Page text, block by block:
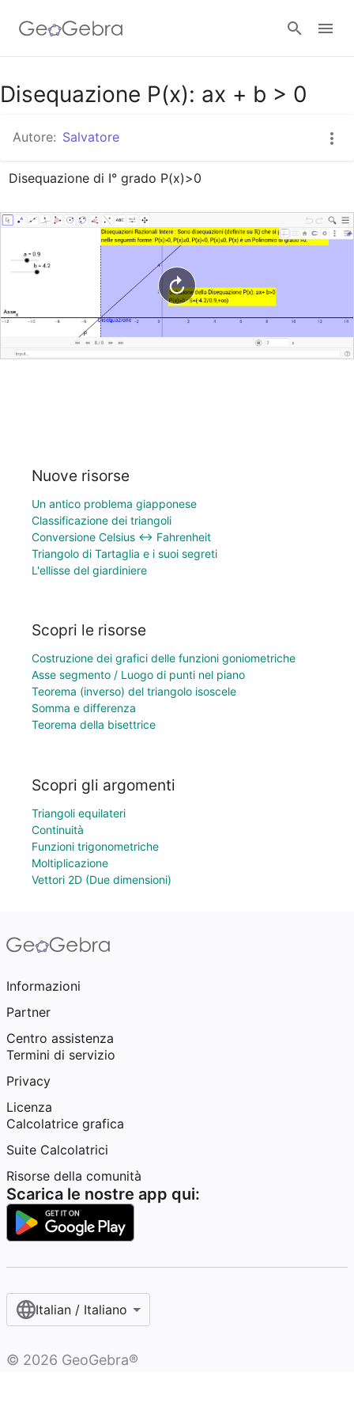
Google Classroom
GeoGebra Classroom
Disequazione P(x): ax + b > 0
Autore: Salvatore
Disequazione di I° grado P(x)>0
Nuove risorse
Un antico problema giapponese
Classificazione dei triangoli
Conversione Celsius ↔ Fahrenheit
Triangolo di Tartaglia e i suoi segreti
L'ellisse del giardiniere
Scopri le risorse
Costruzione dei grafici delle funzioni goniometriche
Asse segmento / Luogo di punti nel piano
Teorema (inverso) del triangolo isoscele
Somma e differenza
Teorema della bisettrice
Scopri gli argomenti
Triangoli equilateri
Continuità
Funzioni trigonometriche
Moltiplicazione
Vettori 2D (Due dimensioni)
Informazioni
Partner
Centro assistenza
Termini di servizio
Privacy
Licenza
Calcolatrice grafica
Suite Calcolatrici
Risorse della comunità
Scarica le nostre app qui:
Italian / Italiano‎
© 2026 GeoGebra®